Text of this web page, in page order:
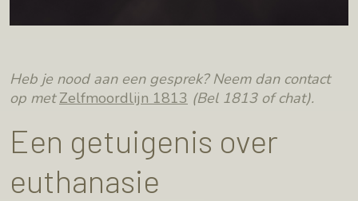
Heb je nood aan een gesprek? Neem dan contact
op metZelfmoordlijn 1813 (Bel 1813 of chat).
Een getuigenis over
euthanasie